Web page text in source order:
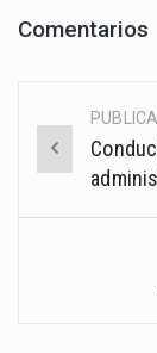
Comentarios
Post